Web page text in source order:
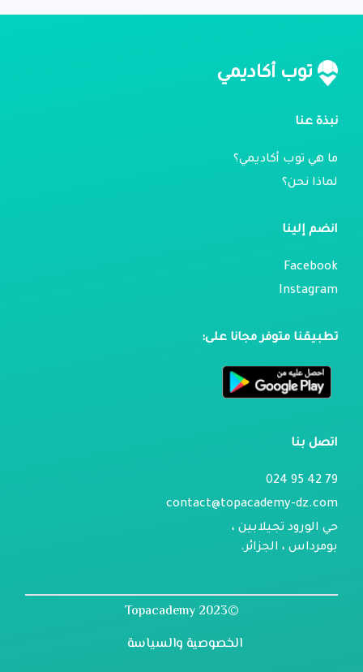
توب أكاديمي
نبذة عنا
ما هي توب أكاديمي؟
لماذا نحن؟
انضم إلينا
Facebook
Instagram
تطبيقنا متوفر مجانا على:
اتصل بنا
79 42 95 024
contact@topacademy-dz.com
حي الورود تجيلابين ،
بومرداس ، الجزائر.
©2023 Topacademy
الخصوصية والسياسة